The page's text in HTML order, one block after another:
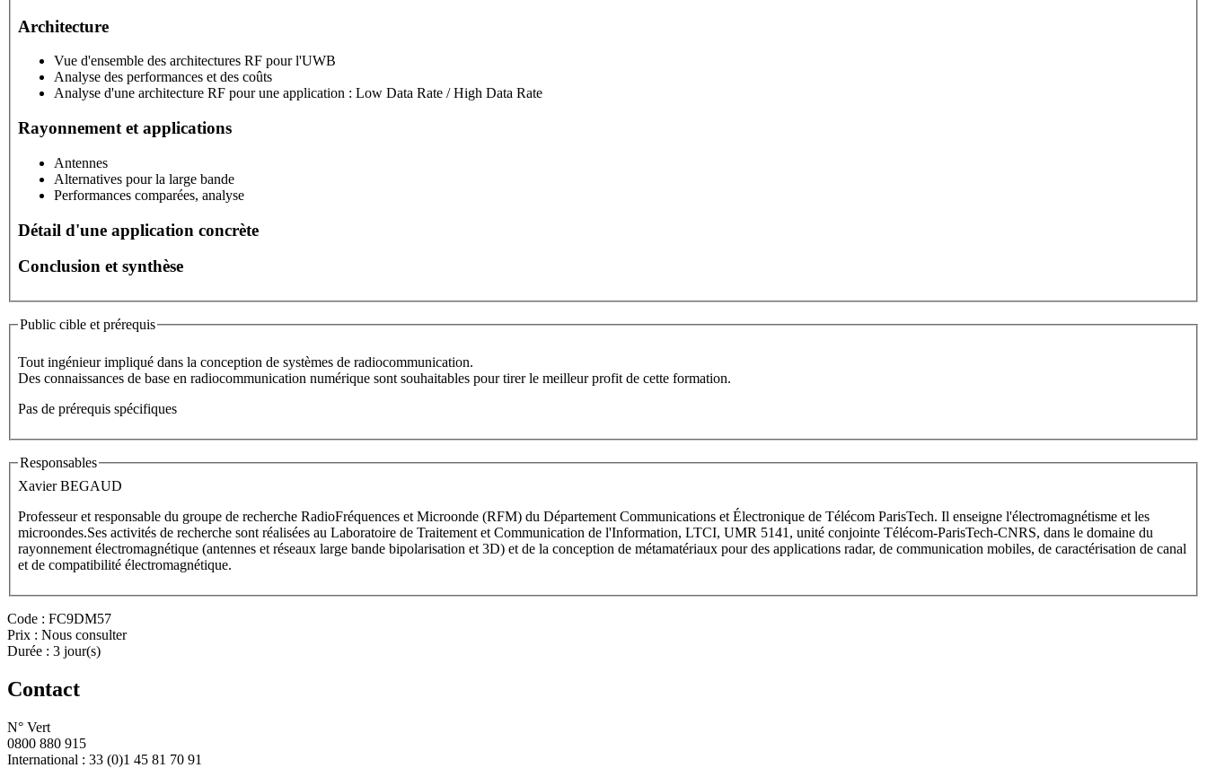
Architecture
Vue d'ensemble des architectures RF pour l'UWB
Analyse des performances et des coûts
Analyse d'une architecture RF pour une application : Low Data Rate / High Data Rate
Rayonnement et applications
Antennes
Alternatives pour la large bande
Performances comparées, analyse
Détail d'une application concrète
Conclusion et synthèse
Public cible et prérequis
Tout ingénieur impliqué dans la conception de systèmes de radiocommunication.
Des connaissances de base en radiocommunication numérique sont souhaitables pour tirer le meilleur profit de cette formation.
Pas de prérequis spécifiques
Responsables
Xavier BEGAUD
Professeur et responsable du groupe de recherche RadioFréquences et Microonde (RFM) du Département Communications et Électronique de Télécom ParisTech. Il enseigne l'électromagnétisme et les
microondes.Ses activités de recherche sont réalisées au Laboratoire de Traitement et Communication de l'Information, LTCI, UMR 5141, unité conjointe Télécom-ParisTech-CNRS, dans le domaine du
rayonnement électromagnétique (antennes et réseaux large bande bipolarisation et 3D) et de la conception de métamatériaux pour des applications radar, de communication mobiles, de caractérisation de canal
et de compatibilité électromagnétique.
Code : FC9DM57
Prix : Nous consulter
Durée : 3 jour(s)
Contact
N° Vert
0800 880 915
International : 33 (0)1 45 81 70 91